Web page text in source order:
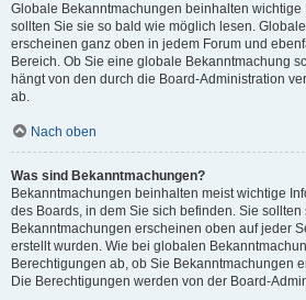
Globale Bekanntmachungen beinhalten
sollten Sie sie so bald wie möglich lesen.
erscheinen ganz oben in jedem Forum und
Bereich. Ob Sie eine globale Bekanntmachung
hängt von den durch die Board-Administration
ab.
Nach oben
Was sind Bekanntmachungen?
Bekanntmachungen beinhalten meist wichtige
des Boards, in dem Sie sich befinden. Sie sollten
Bekanntmachungen erscheinen oben auf jeder
erstellt wurden. Wie bei globalen
Berechtigungen ab, ob Sie Bekanntmachungen
Die Berechtigungen werden von der Board-